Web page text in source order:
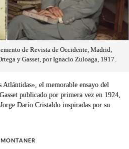
de Revista de Occidente, Madrid,
y Gasset, por Ignacio Zuloaga, 1917.
el memorable ensayo del
publicado por primera vez en 1924,
Darío Cristaldo inspiradas por su